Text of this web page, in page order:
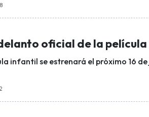
oficial de la película
infantil se estrenará el próximo 16 de